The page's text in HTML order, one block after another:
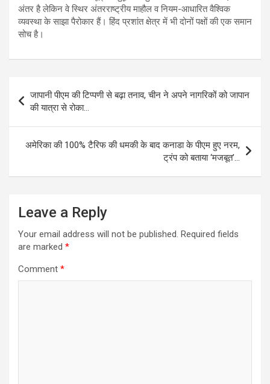
अंतर है लेकिन वे स्थिर अंतरराष्ट्रीय माहौल व नियम-आधारित वैश्विक
व्यवस्था के साझा पैरोकार हैं। हिंद प्रशांत क्षेत्र में भी दोनों पक्षों की एक समान
सोच है।
navigation
जापानी पीएम की टिप्पणी से बढ़ा तनाव, चीन ने अपने नागरिकों को जापान
की यात्रा से रोका…
अमेरिका की 100% टैरिफ की धमकी के बाद कनाडा के पीएम हुए नरम,
ट्रंप को बताया ‘मजबूत’…
Leave a Reply
Your email address will not be published. Required fields
are marked *
Comment *